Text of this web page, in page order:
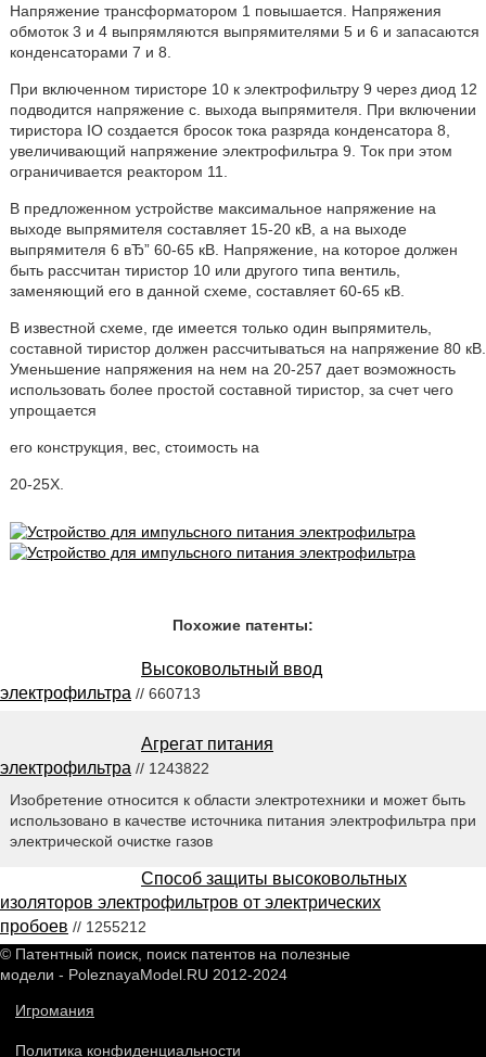
Напряжение трансформатором 1 повышается. Напряжения
обмоток 3 и 4 выпрямляются выпрямителями 5 и 6 и запасаются
конденсаторами 7 и 8.
При включенном тиристоре 10 к электрофильтру 9 через диод 12
подводится напряжение с. выхода выпрямителя. При включении
тиристора IO создается бросок тока разряда конденсатора 8,
увеличивающий напряжение электрофильтра 9. Ток при этом
ограничивается реактором 11.
В предложенном устройстве максимальное напряжение на
выходе выпрямителя составляет 15-20 кВ, а на выходе
выпрямителя 6 вЂ” 60-65 кВ. Напряжение, на которое должен
быть рассчитан тиристор 10 или другого типа вентиль,
заменяющий его в данной схеме, составляет 60-65 кВ.
В известной схеме, где имеется только один выпрямитель,
составной тиристор должен рассчитываться на напряжение 80 кВ.
Уменьшение напряжения на нем на 20-257 дает воэможность
использовать более простой составной тиристор, за счет чего
упрощается
его конструкция, вес, стоимость на
20-25Х.
Похожие патенты:
Высоковольтный ввод
электрофильтра // 660713
Агрегат питания
электрофильтра // 1243822
Изобретение относится к области электротехники и может быть
использовано в качестве источника питания электрофильтра при
электрической очистке газов
Способ защиты высоковольтных
изоляторов электрофильтров от электрических
пробоев // 1255212
© Патентный поиск, поиск патентов на полезные
модели - PoleznayaModel.RU 2012-2024
Игромания
Политика конфиденциальности